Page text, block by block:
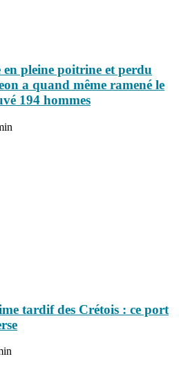
pleine poitrine et perdu
a quand même ramené le
194 hommes
tardif des Crétois : ce port